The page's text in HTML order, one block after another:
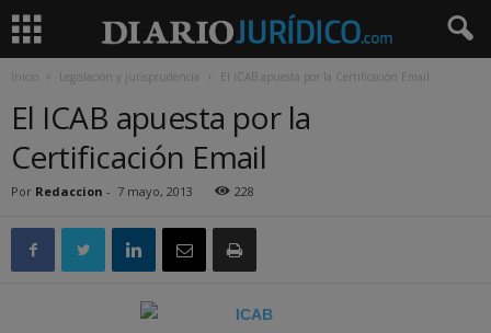
Inicio Legislación y jurisprudencia El ICAB apuesta por la Certificación Email
El ICAB apuesta por la
Certificación Email
Por Redaccion - 7 mayo, 2013 228